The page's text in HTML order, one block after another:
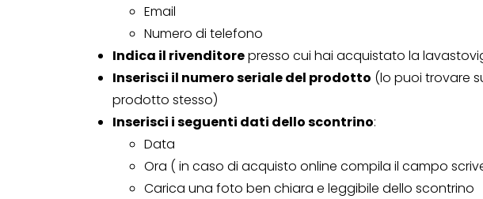
Email
Numero di telefono
Indica il rivenditorepresso cui hai acquistato la
Inserisci il numero seriale del prodotto (lo puoi trovare
prodotto stesso)
Inserisci i seguenti dati dello scontrino:
Data
Ora ( in caso di acquisto online compila il campo
Carica una foto ben chiara e leggibile dello scontrino
CONCORSI CON ACQUISTO